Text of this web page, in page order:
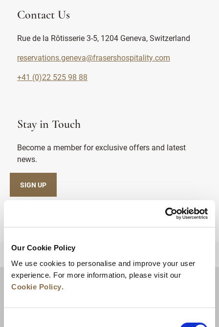
Our Cookie Policy
We use cookies to personalise and improve your user
experience. For more information, please visit our
Cookie Policy.
Contact Us
Rue de la Rôtisserie 3-5, 1204 Geneva, Switzerland
reservations.geneva@frasershospitality.com
+41 (0)22 525 98 88
Stay in Touch
Become a member for exclusive offers and latest
news.
SIGN UP